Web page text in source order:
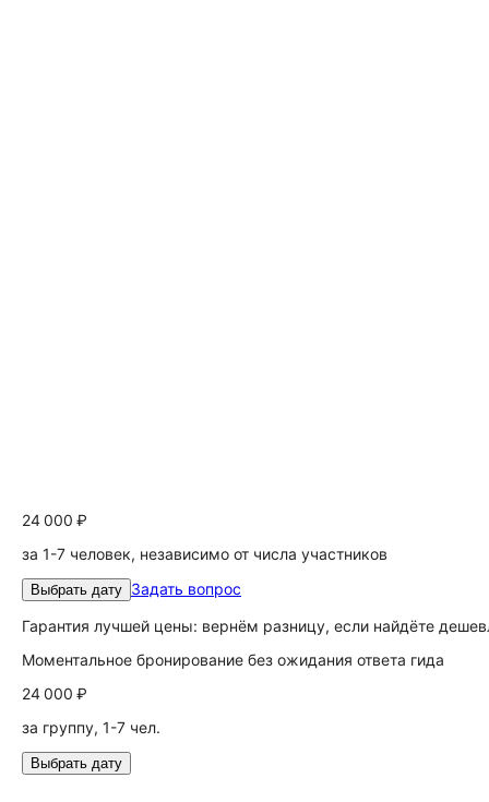
24 000 ₽
за 1-7 человек, независимо от числа участников
Выбрать дату Задать вопрос
Гарантия лучшей цены: вернём разницу, если найдёте
Моментальное бронирование без ожидания ответа гида
24 000 ₽
за группу, 1-7 чел.
Выбрать дату